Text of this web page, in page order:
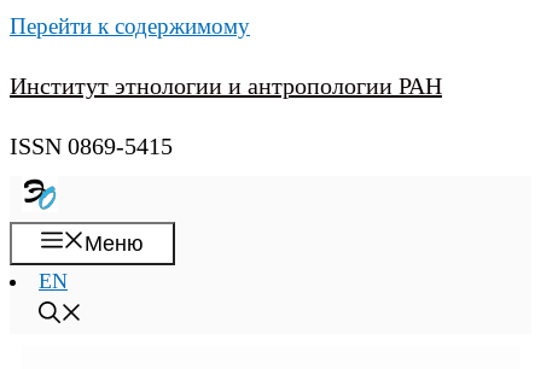
Перейти к содержимому
Институт этнологии и антропологии РАН
ISSN 0869-5415
Меню
EN